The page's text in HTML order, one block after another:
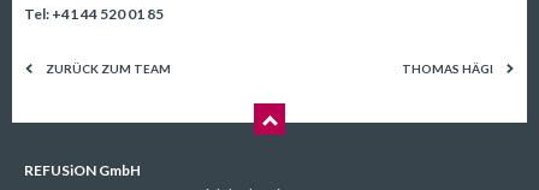
Tel: +41 44 520 01 85
ZURÜCK ZUM TEAM THOMAS HÄGI
REFUSiON GmbH